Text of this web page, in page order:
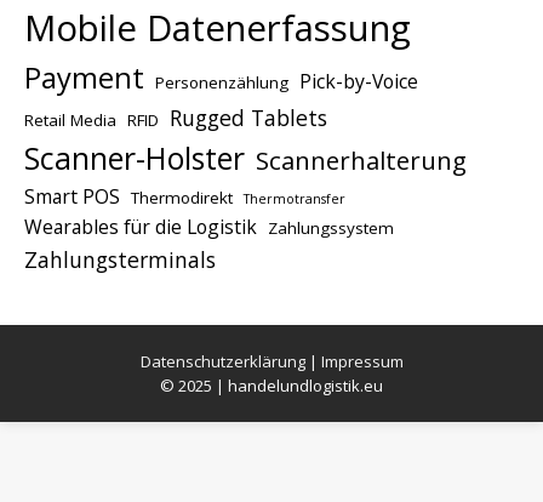
Mobile Datenerfassung
Payment Personenzählung Pick-by-Voice
Retail Media RFID Rugged Tablets
Scanner-Holster Scannerhalterung
Smart POS Thermodirekt Thermotransfer
Wearables für die Logistik Zahlungssystem
Zahlungsterminals
Datenschutzerklärung| Impressum
© 2025 | handelundlogistik.eu